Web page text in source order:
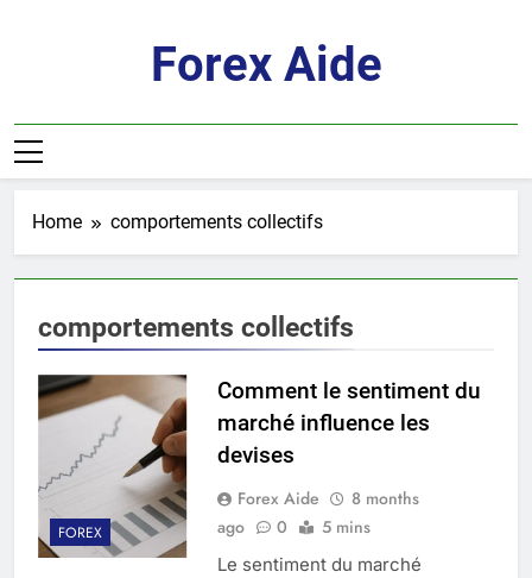
Forex Aide
Home comportements collectifs
comportements collectifs
FOREX
Comment le sentiment du
marché influence les
devises
Forex Aide
8 months
ago
0 5 mins
Le sentiment du marché